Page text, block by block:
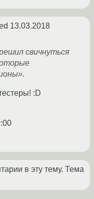
13.03.2018
свичнуться
:D
в эту тему. Тема